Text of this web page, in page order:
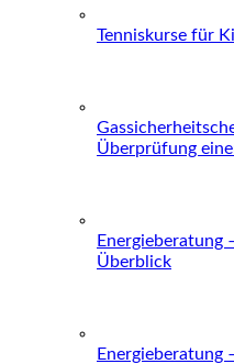
Tenniskurse für
Überprüfung
Energieberatung
Überblick
Energieberatung